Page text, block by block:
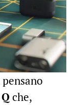
che,